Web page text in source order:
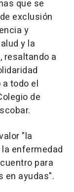
que se
exclusión
y
y la
resaltando a
todo el
de
"la
enfermedad
para
en ayudas".